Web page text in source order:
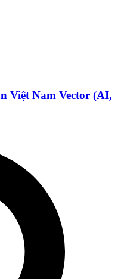
Việt Nam Vector (AI,